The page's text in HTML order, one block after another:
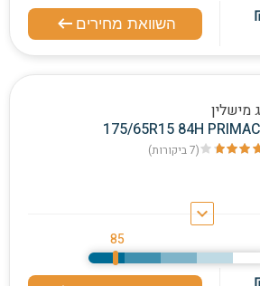
השוואת מחירים
מישלין
175/65R15 84H
(7 ביקורות)
keyboard_arrow_down
85